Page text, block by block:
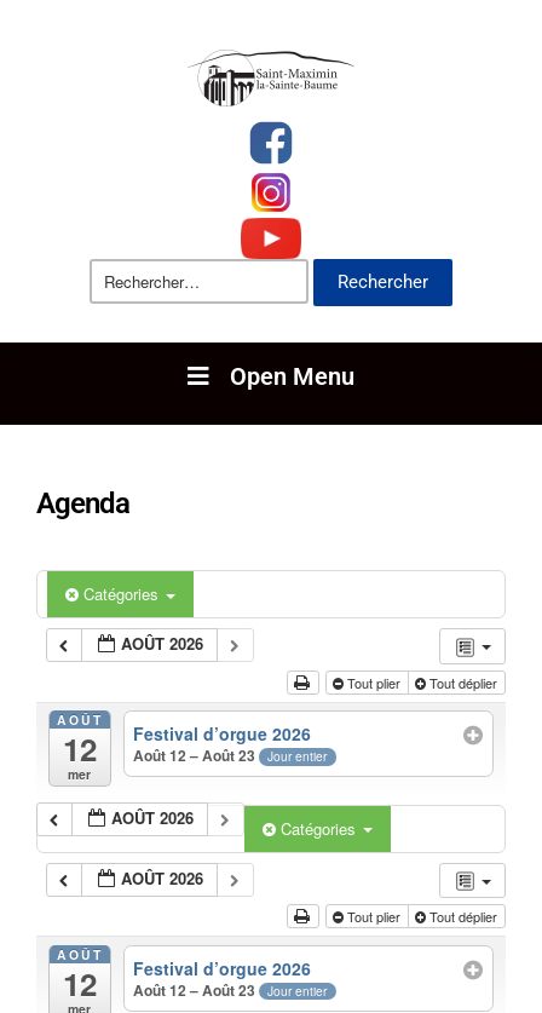
Open Menu
Agenda
Catégories
AOÛT 2026
Tout plier Tout déplier
AOÛT
12
mer
Festival d’orgue 2026
Août 12 – Août 23 Jour entier
AOÛT 2026 Catégories
AOÛT 2026
Tout plier Tout déplier
AOÛT
12
mer
Festival d’orgue 2026
Août 12 – Août 23 Jour entier